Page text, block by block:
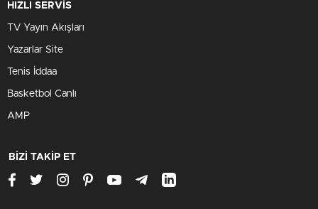
HIZLI SERVİS
TV Yayın Akışları
Yazarlar Site
Tenis İddaa
Basketbol Canlı
AMP
BİZİ TAKİP ET